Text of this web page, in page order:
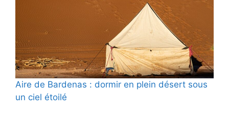
Aire de Bardenas : dormir en plein désert sous
un ciel étoilé